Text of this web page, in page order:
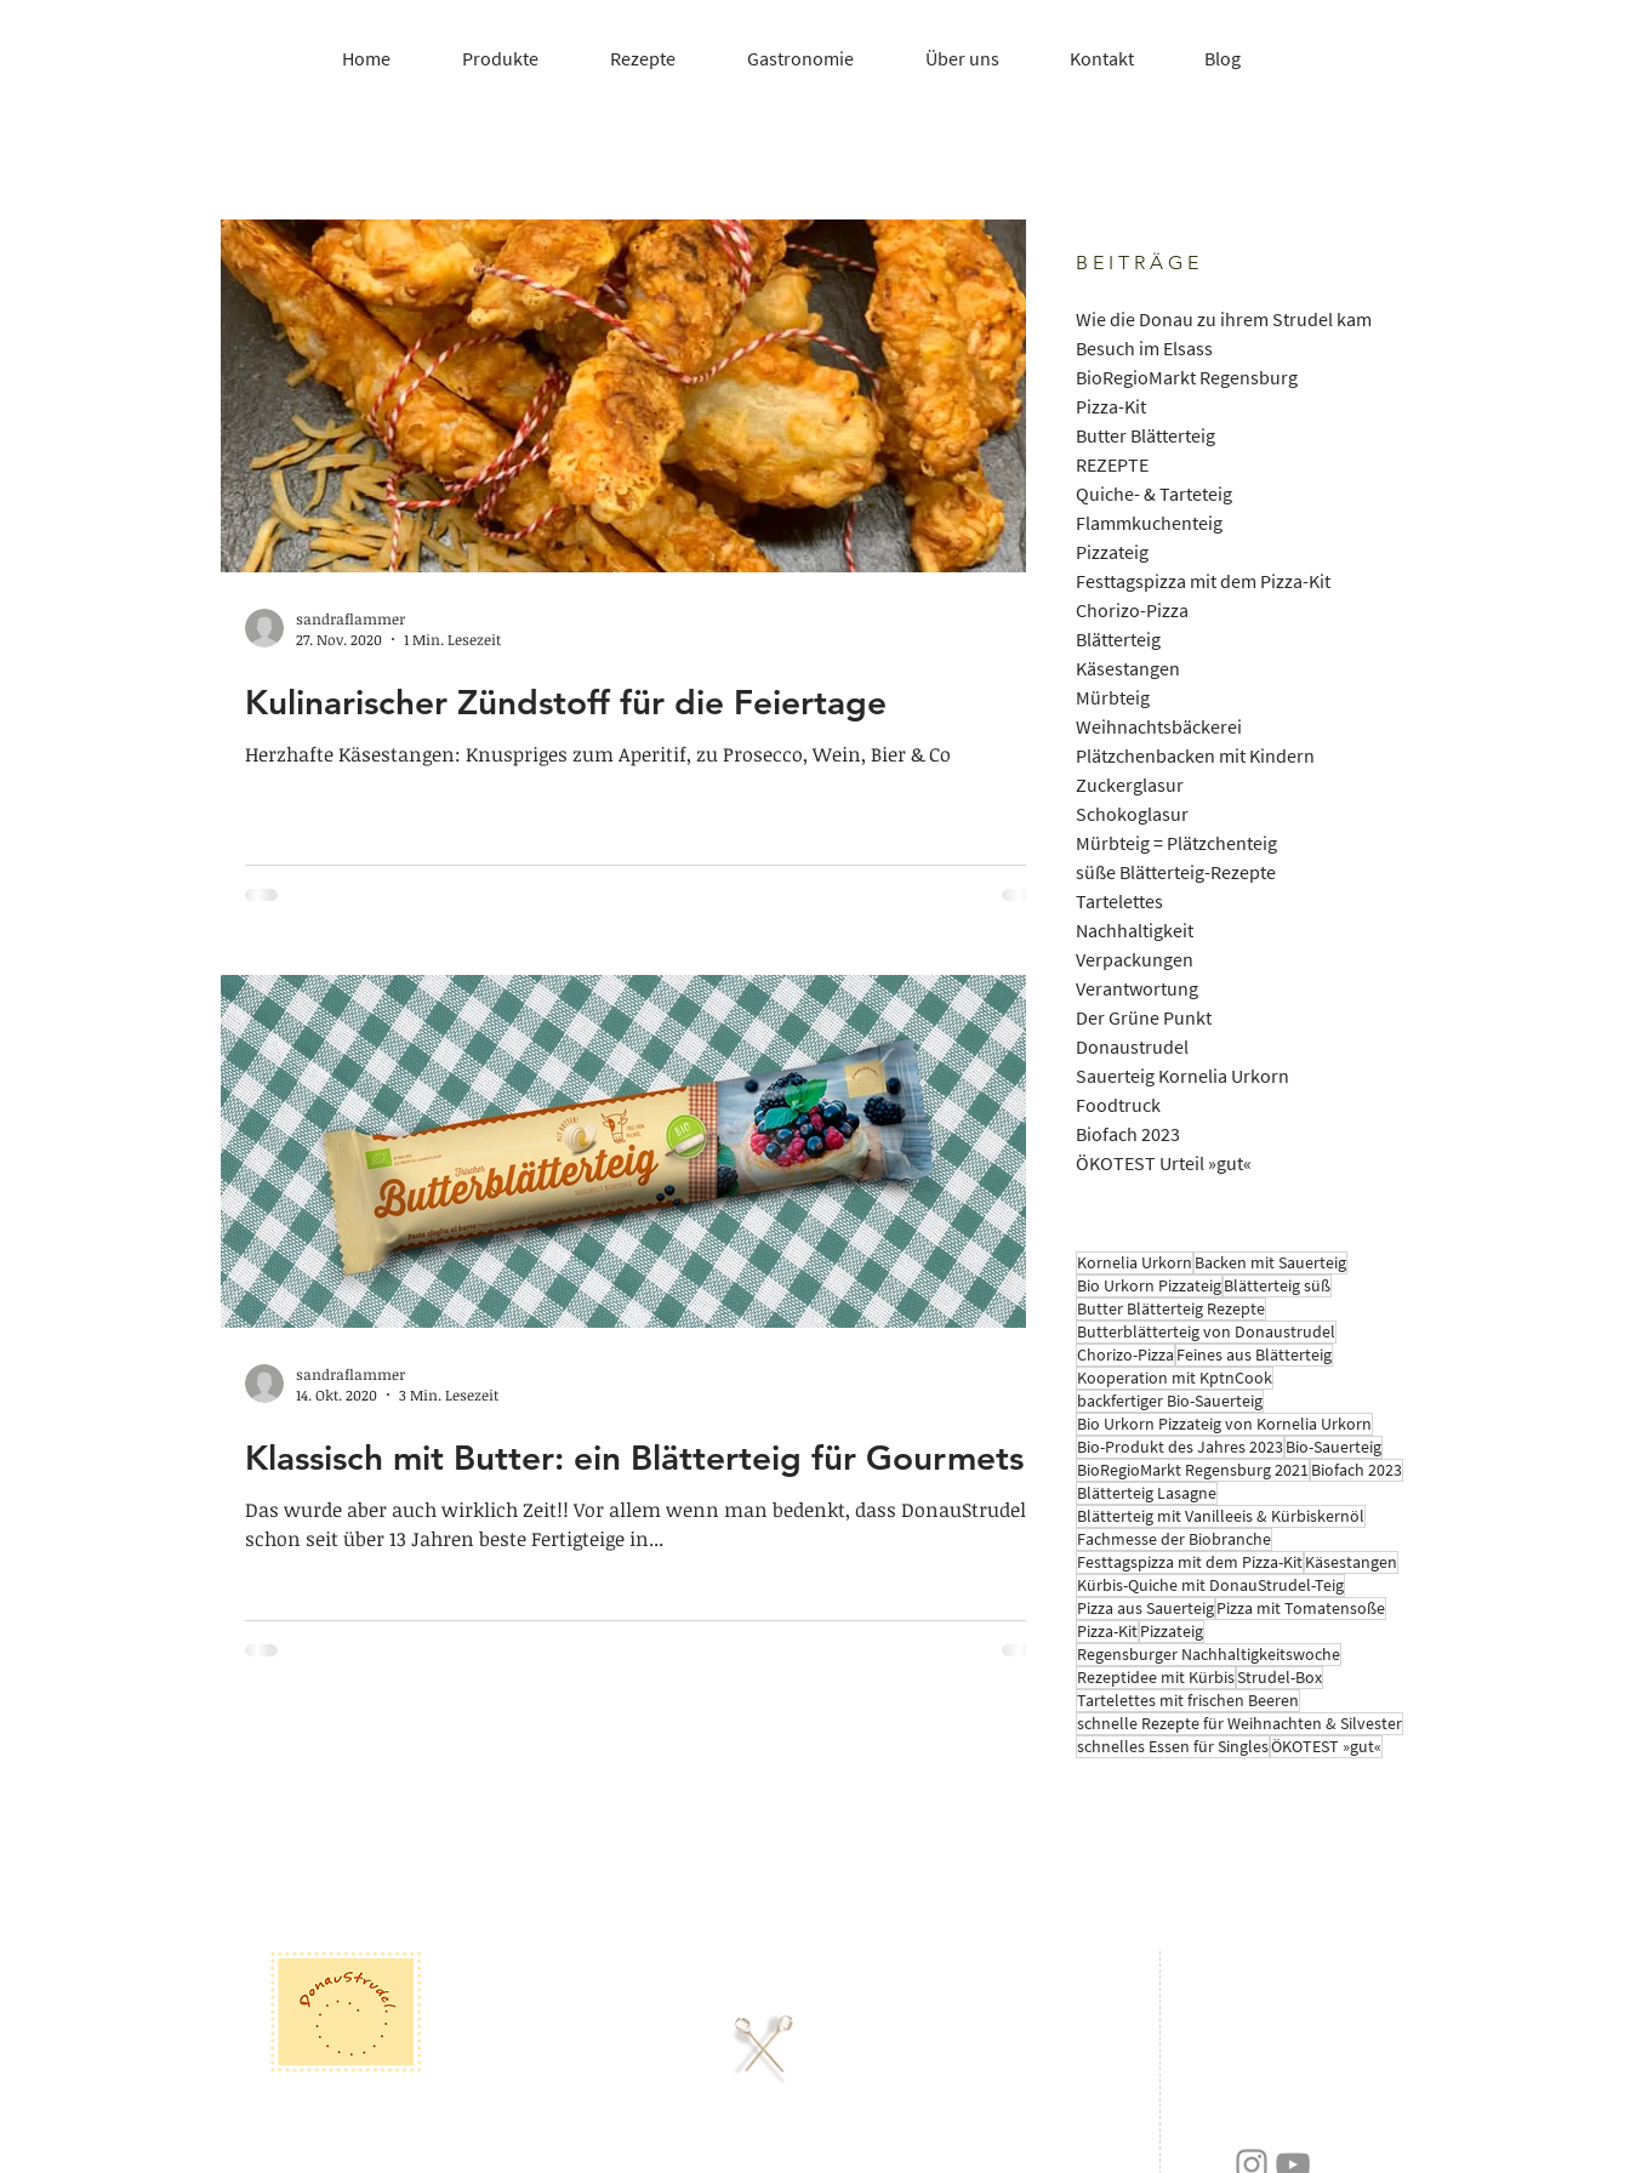
Home Produkte Rezepte Gastronomie Über uns Kontakt Blog
Kulinarischer Zündstoff für die Feiertage
Herzhafte Käsestangen: Knuspriges zum Aperitif, zu Prosecco, Wein, Bier & Co
sandraflammer
27. Nov. 2020
1 Min. Lesezeit
Klassisch mit Butter: ein Blätterteig für Gourmets
Das wurde aber auch wirklich Zeit!! Vor allem wenn man bedenkt, dass DonauStrudel
schon seit über 13 Jahren beste Fertigteige in...
sandraflammer
14. Okt. 2020
3 Min. Lesezeit
BEITRÄGE
Wie die Donau zu ihrem Strudel kam
Besuch im Elsass
BioRegioMarkt Regensburg
Pizza-Kit
Butter Blätterteig
REZEPTE
Quiche- & Tarteteig
Flammkuchenteig
Pizzateig
Festtagspizza mit dem Pizza-Kit
Chorizo-Pizza
Blätterteig
Käsestangen
Mürbteig
Weihnachtsbäckerei
Plätzchenbacken mit Kindern
Zuckerglasur
Schokoglasur
Mürbteig = Plätzchenteig
süße Blätterteig-Rezepte
Tartelettes
Nachhaltigkeit
Verpackungen
Verantwortung
Der Grüne Punkt
Donaustrudel
Sauerteig Kornelia Urkorn
Foodtruck
Biofach 2023
ÖKOTEST Urteil »gut«
Kornelia Urkorn Backen mit Sauerteig
Bio Urkorn PizzateigBlätterteig süß
Butter Blätterteig Rezepte
Butterblätterteig von Donaustrudel
Chorizo-Pizza Feines aus Blätterteig
Kooperation mit KptnCook
backfertiger Bio-Sauerteig
Bio Urkorn Pizzateig von Kornelia Urkorn
Bio-Produkt des Jahres 2023Bio-Sauerteig
BioRegioMarkt Regensburg 2021Biofach 2023
Blätterteig Lasagne
Blätterteig mit Vanilleeis & Kürbiskernöl
Fachmesse der Biobranche
Festtagspizza mit dem Pizza-KitKäsestangen
Kürbis-Quiche mit DonauStrudel-Teig
Pizza aus SauerteigPizza mit Tomatensoße
Pizza-KitPizzateig
Regensburger Nachhaltigkeitswoche
Rezeptidee mit KürbisStrudel-Box
Tartelettes mit frischen Beeren
schnelle Rezepte für Weihnachten & Silvester
schnelles Essen für SinglesÖKOTEST »gut«